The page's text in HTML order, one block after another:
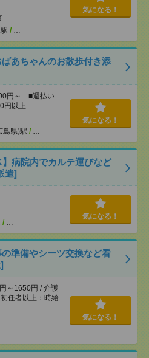
/ …
気になる！
ばあちゃんのお散歩付き添
円～ ■週払い
以上
島県)駅 / …
気になる！
】病院内でカルテ運びなど
遣]
/ …
気になる！
の準備やシーツ交換など看
～1650円 / 介護
任者以上：時給
気になる！